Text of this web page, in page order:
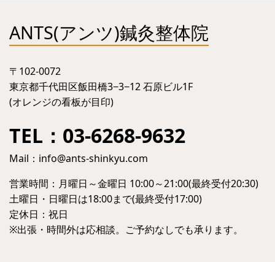
ANTS(アンツ)鍼灸整体院
〒102-0072
東京都千代田区飯田橋3−3−12 石原ビル1F
(オレンジの看板が目印)
TEL：03-6268-9632
Mail： info@ants-shinkyu.com
営業時間：月曜日～金曜日 10:00～21:00(最終受付20:30)
土曜日・日曜日は18:00まで(最終受付17:00)
定休日：祝日
※出張・時間外は応相談。ご予約なしでも承ります。